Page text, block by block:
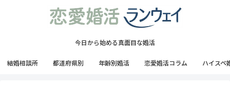
今日から始める真面目な婚活
結婚相談所 都道府県別 年齢別婚活 恋愛婚活コラム ハイスペ